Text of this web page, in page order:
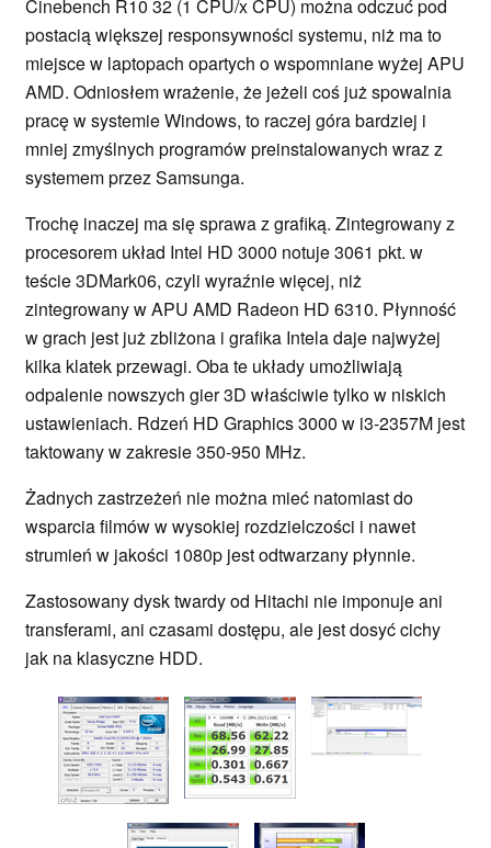
Cinebench R10 32 (1 CPU/x CPU) można odczuć pod
postacią większej responsywności systemu, niż ma to
miejsce w laptopach opartych o wspomniane wyżej APU
AMD. Odniosłem wrażenie, że jeżeli coś już spowalnia
pracę w systemie Windows, to raczej góra bardziej i
mniej zmyślnych programów preinstalowanych wraz z
systemem przez Samsunga.
Trochę inaczej ma się sprawa z grafiką. Zintegrowany z
procesorem układ Intel HD 3000 notuje 3061 pkt. w
teście 3DMark06, czyli wyraźnie więcej, niż
zintegrowany w APU AMD Radeon HD 6310. Płynność
w grach jest już zbliżona i grafika Intela daje najwyżej
kilka klatek przewagi. Oba te układy umożliwiają
odpalenie nowszych gier 3D właściwie tylko w niskich
ustawieniach. Rdzeń HD Graphics 3000 w i3-2357M jest
taktowany w zakresie 350-950 MHz.
Żadnych zastrzeżeń nie można mieć natomiast do
wsparcia filmów w wysokiej rozdzielczości i nawet
strumień w jakości 1080p jest odtwarzany płynnie.
Zastosowany dysk twardy od Hitachi nie imponuje ani
transferami, ani czasami dostępu, ale jest dosyć cichy
jak na klasyczne HDD.